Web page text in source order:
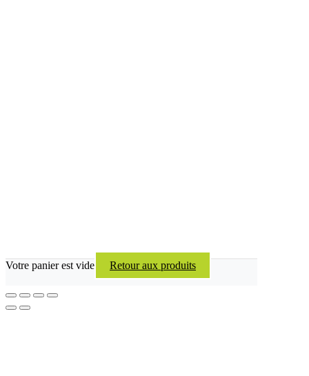
Votre panier est vide Retour aux produits